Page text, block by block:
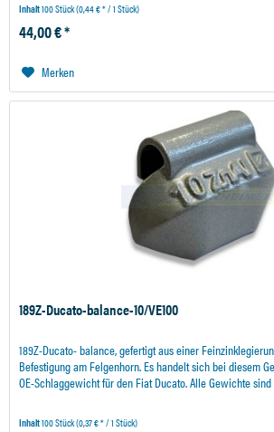
Inhalt100 Stück(0,44 € * / 1 Stück)
44,00 € *
Merken
189Z-Ducato-balance-10/VE100
189Z-Ducato- balance, gefertigt aus einer
Befestigung am Felgenhorn. Es handelt sich bei diesem
OE-Schlaggewicht für den Fiat Ducato. Alle Gewichte
Inhalt100 Stück(0,37 € * / 1 Stück)